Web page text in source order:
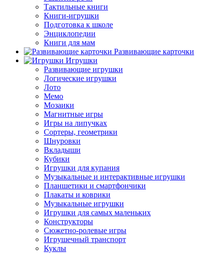
Тактильные книги
Книги-игрушки
Подготовка к школе
Энциклопедии
Книги для мам
Развивающие карточки
Игрушки
Развивающие игрушки
Логические игрушки
Лото
Мемо
Мозаики
Магнитные игры
Игры на липучках
Сортеры, геометрики
Шнуровки
Вкладыши
Кубики
Игрушки для купания
Музыкальные и интерактивные игрушки
Планшетики и смартфончики
Плакаты и коврики
Музыкальные игрушки
Игрушки для самых маленьких
Конструкторы
Сюжетно-ролевые игры
Игрушечный транспорт
Куклы